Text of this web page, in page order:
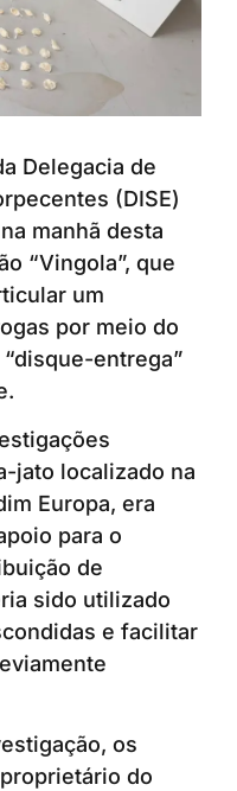
Delegacia de
(DISE)
manhã desta
“Vingola”, que
um
por meio do
entrega”
jato localizado na
Europa, era
para o
de
sido utilizado
e facilitar
os
do